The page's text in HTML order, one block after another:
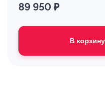
89 950 ₽
В корзину